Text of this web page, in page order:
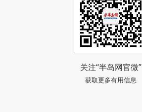
关注“半岛网官微”
获取更多有用信息